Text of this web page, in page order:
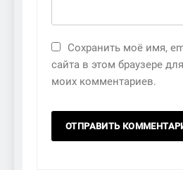
Сохранить моё имя,
сайта в этом браузере
моих комментариев.